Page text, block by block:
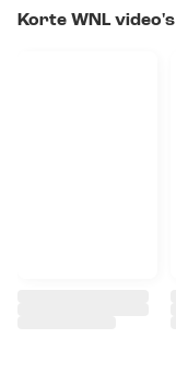
Korte WNL video's